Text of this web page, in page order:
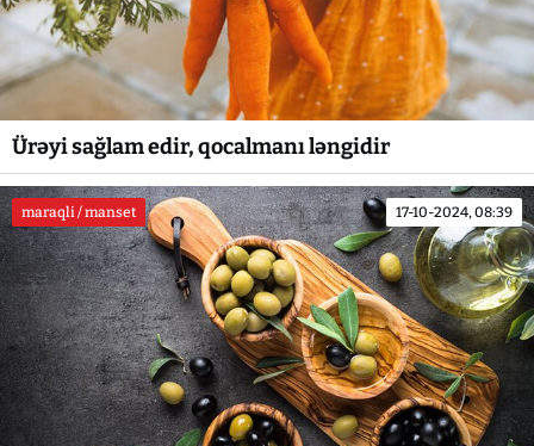
Ürəyi sağlam edir, qocalmanı ləngidir
maraqli / manset 17-10-2024, 08:39